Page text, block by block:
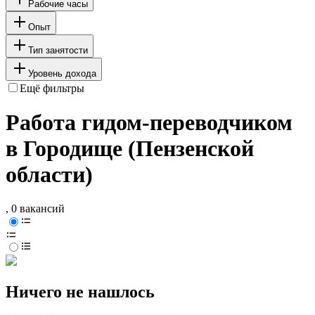
Рабочие часы
Опыт
Тип занятости
Уровень дохода
Ещё фильтры
Работа гидом-переводчиком
в Городище (Пензенской
области)
, 0 вакансий
Ничего не нашлось